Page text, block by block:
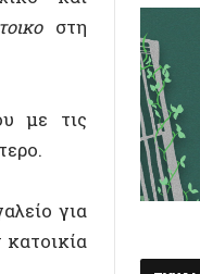
ΤΥΧΑΙΟ
Βαλκάνια
Ντέιβιντ Γκρέμπερ
Εκλογές/Αποχή
Αναρχισμός